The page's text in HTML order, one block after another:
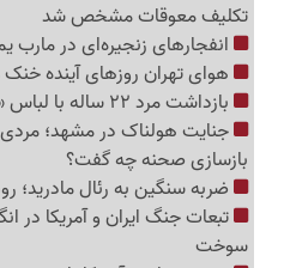
تکلیف معوقات مشخص شد
انفجارهای زنجیره‌ای در مارب
هوای تهران روزهای آینده
بازداشت مرد 22 ساله با لباس «عزرائیل» روی پشت‌بام بیمارستان
جنایت هولناک در مشهد؛
بازسازی صحنه چه گفت؟
ضربه سنگین به رئال مادرید؛
سوخت